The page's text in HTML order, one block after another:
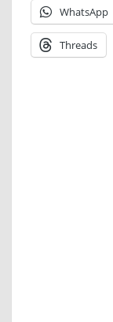
WhatsApp
Threads